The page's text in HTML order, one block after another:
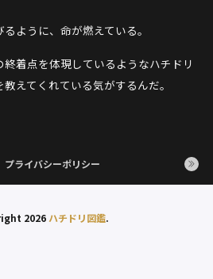
ように、命が燃えている。
着点を体現しているようなハチドリ
えてくれている気がするんだ。
プライバシーポリシー
2026 ハチドリ図鑑.